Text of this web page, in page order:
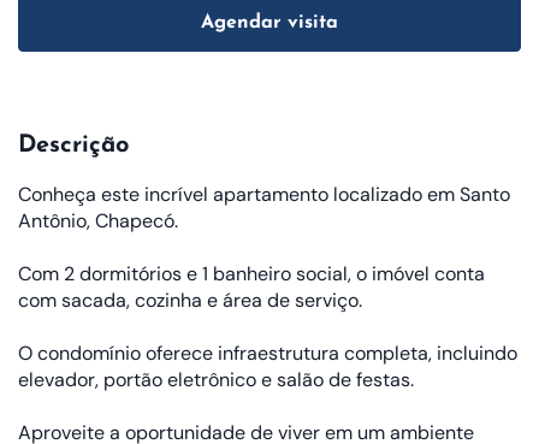
Agendar visita
Descrição
Conheça este incrível apartamento localizado em Santo
Antônio, Chapecó.
Com 2 dormitórios e 1 banheiro social, o imóvel conta
com sacada, cozinha e área de serviço.
O condomínio oferece infraestrutura completa, incluindo
elevador, portão eletrônico e salão de festas.
Aproveite a oportunidade de viver em um ambiente